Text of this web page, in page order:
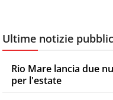
Ultime notizie
Rio Mare lancia due
per l'estate